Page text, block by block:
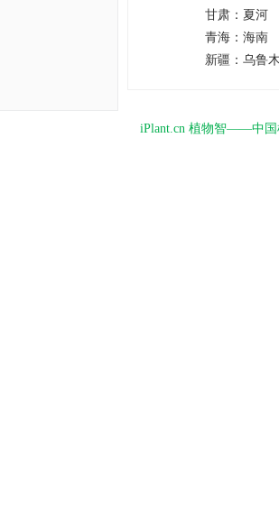
甘肃： 夏河
青海： 海南
新疆： 乌鲁
iPlant.cn 植物智——中国